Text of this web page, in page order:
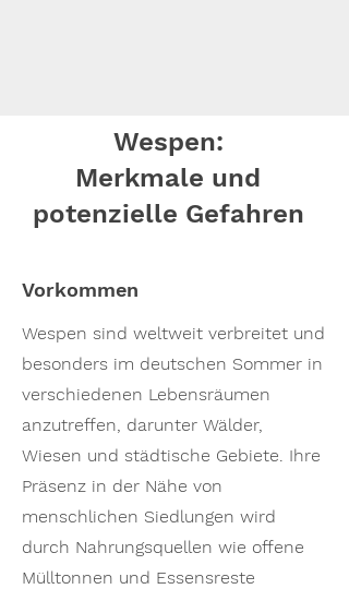
Wespen:
Merkmale und
potenzielle Gefahren
Vorkommen
Wespen sind weltweit verbreitet und
besonders im deutschen Sommer in
verschiedenen Lebensräumen
anzutreffen, darunter Wälder,
Wiesen und städtische Gebiete. Ihre
Präsenz in der Nähe von
menschlichen Siedlungen wird
durch Nahrungsquellen wie offene
Mülltonnen und Essensreste